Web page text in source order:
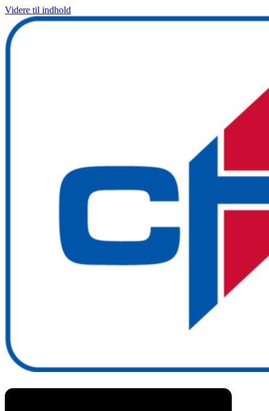
Videre til indhold